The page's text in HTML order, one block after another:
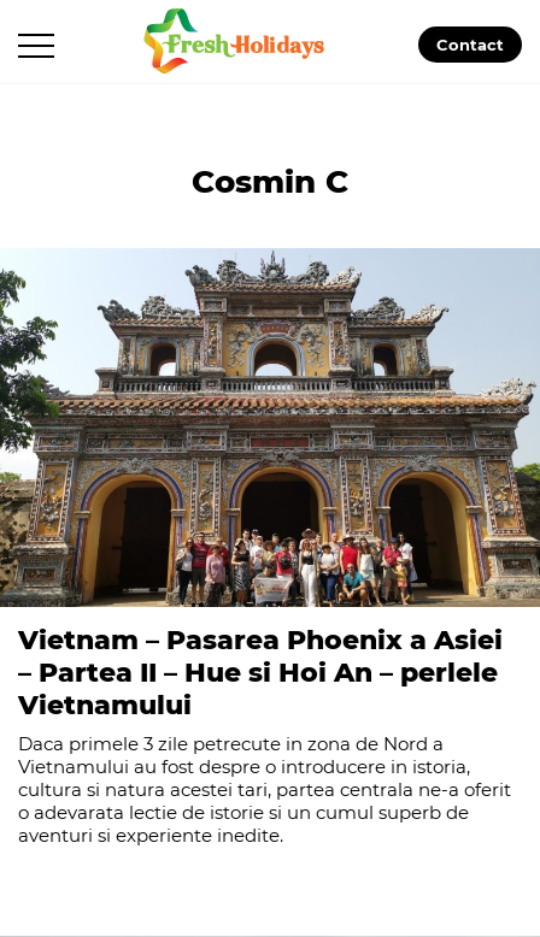
Contact
Cosmin C
Vietnam – Pasarea Phoenix a Asiei
– Partea II – Hue si Hoi An – perlele
Vietnamului
Daca primele 3 zile petrecute in zona de Nord a
Vietnamului au fost despre o introducere in istoria,
cultura si natura acestei tari, partea centrala ne-a oferit
o adevarata lectie de istorie si un cumul superb de
aventuri si experiente inedite.